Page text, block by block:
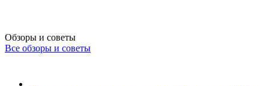
Обзоры и советы
Все обзоры и советы